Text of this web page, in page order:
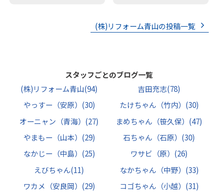
(株)リフォーム青山の投稿一覧
スタッフごとのブログ一覧
(株)リフォーム青山(94) 吉田充志(78)
やっすー（安原） (30) たけちゃん（竹内） (30)
オーニャン（青海） (27) まめちゃん（笹久保） (47)
やまもー（山本） (29) 石ちゃん（石原） (30)
なかじー（中島） (25) ワサビ（原） (26)
えびちゃん(11) なかちゃん（中野） (33)
ワカメ（安良岡） (29) コゴちゃん（小越） (31)